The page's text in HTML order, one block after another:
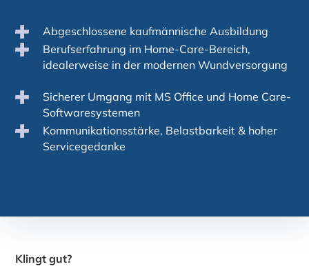
Abgeschlossene kaufmännische Ausbildung
Berufserfahrung im Home-Care-Bereich,
idealerweise in der modernen Wundversorgung
Sicherer Umgang mit MS Office und Home Care-
Softwaresystemen
Kommunikationsstärke, Belastbarkeit & hoher
Servicegedanke
Klingt gut?